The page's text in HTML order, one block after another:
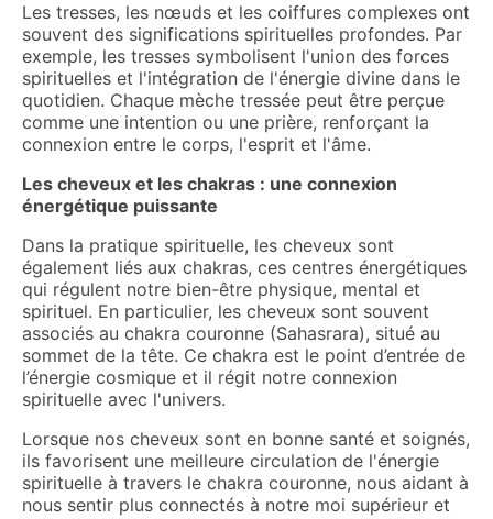
Les tresses, les nœuds et les coiffures complexes ont
souvent des significations spirituelles profondes. Par
exemple, les tresses symbolisent l'union des forces
spirituelles et l'intégration de l'énergie divine dans le
quotidien. Chaque mèche tressée peut être perçue
comme une intention ou une prière, renforçant la
connexion entre le corps, l'esprit et l'âme.
Les cheveux et les chakras : une connexion
énergétique puissante
Dans la pratique spirituelle, les cheveux sont
également liés aux chakras, ces centres énergétiques
qui régulent notre bien-être physique, mental et
spirituel. En particulier, les cheveux sont souvent
associés au chakra couronne (Sahasrara), situé au
sommet de la tête. Ce chakra est le point d’entrée de
l’énergie cosmique et il régit notre connexion
spirituelle avec l'univers.
Lorsque nos cheveux sont en bonne santé et soignés,
ils favorisent une meilleure circulation de l'énergie
spirituelle à travers le chakra couronne, nous aidant à
nous sentir plus connectés à notre moi supérieur et